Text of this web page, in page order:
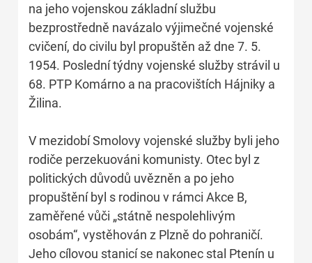
na jeho vojenskou základní službu
bezprostředně navázalo výjimečné vojenské
cvičení, do civilu byl propuštěn až dne 7. 5.
1954. Poslední týdny vojenské služby strávil u
68. PTP Komárno a na pracovištích Hájniky a
Žilina.
V mezidobí Smolovy vojenské služby byli jeho
rodiče perzekuováni komunisty. Otec byl z
politických důvodů uvězněn a po jeho
propuštění byl s rodinou v rámci Akce B,
zaměřené vůči „státně nespolehlivým
osobám“, vystěhován z Plzně do pohraničí.
Jeho cílovou stanicí se nakonec stal Ptenín u